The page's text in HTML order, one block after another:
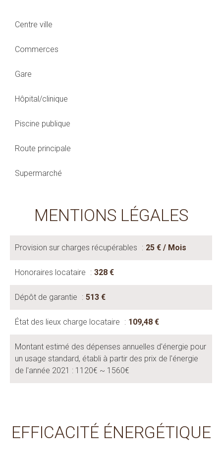
Centre ville
Commerces
Gare
Hôpital/clinique
Piscine publique
Route principale
Supermarché
MENTIONS LÉGALES
Provision sur charges récupérables 25 € / Mois
Honoraires locataire 328 €
Dépôt de garantie 513 €
État des lieux charge locataire 109,48 €
Montant estimé des dépenses annuelles d'énergie pour
un usage standard, établi à partir des prix de l'énergie
de l'année 2021 : 1120€ ~ 1560€
EFFICACITÉ ÉNERGÉTIQUE